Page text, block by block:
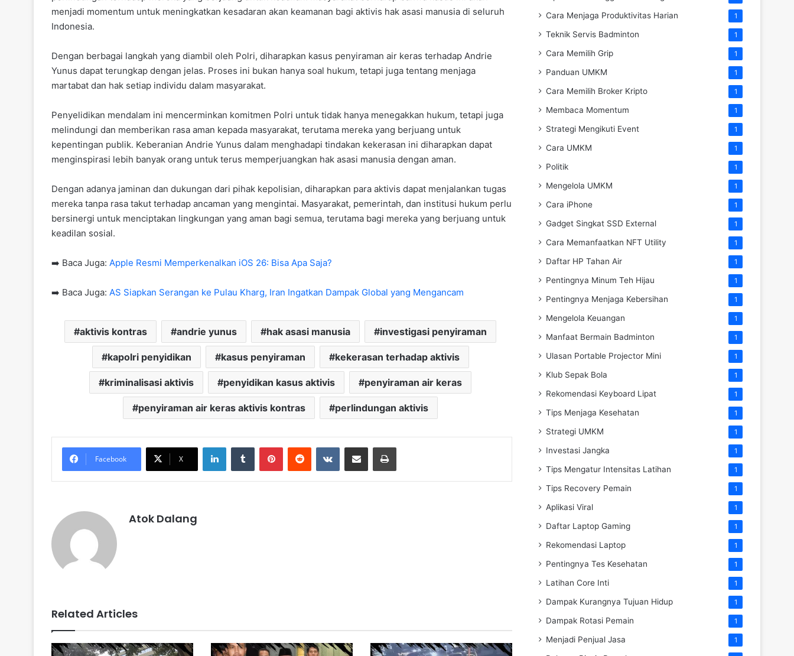
menjadi momentum untuk meningkatkan kesadaran akan keamanan bagi aktivis hak asasi manusia di seluruh
Indonesia.
Dengan berbagai langkah yang diambil oleh Polri, diharapkan kasus penyiraman air keras terhadap Andrie
Yunus dapat terungkap dengan jelas. Proses ini bukan hanya soal hukum, tetapi juga tentang menjaga
martabat dan hak setiap individu dalam masyarakat.
Penyelidikan mendalam ini mencerminkan komitmen Polri untuk tidak hanya menegakkan hukum, tetapi juga
melindungi dan memberikan rasa aman kepada masyarakat, terutama mereka yang berjuang untuk
kepentingan publik. Keberanian Andrie Yunus dalam menghadapi tindakan kekerasan ini diharapkan dapat
menginspirasi lebih banyak orang untuk terus memperjuangkan hak asasi manusia dengan aman.
Dengan adanya jaminan dan dukungan dari pihak kepolisian, diharapkan para aktivis dapat menjalankan tugas
mereka tanpa rasa takut terhadap ancaman yang mengintai. Masyarakat, pemerintah, dan institusi hukum perlu
bersinergi untuk menciptakan lingkungan yang aman bagi semua, terutama bagi mereka yang berjuang untuk
keadilan sosial.
➡️ Baca Juga: Apple Resmi Memperkenalkan iOS 26: Bisa Apa Saja?
➡️ Baca Juga: AS Siapkan Serangan ke Pulau Kharg, Iran Ingatkan Dampak Global yang Mengancam
aktivis kontras andrie yunus hak asasi manusia investigasi penyiraman
kapolri penyidikan kasus penyiraman kekerasan terhadap aktivis
kriminalisasi aktivis penyidikan kasus aktivis penyiraman air keras
penyiraman air keras aktivis kontras perlindungan aktivis
Facebook X
LinkedInTumblr PinterestReddit VKontakteShare via Email Print
Atok Dalang
Related Articles
Cara Menjaga Produktivitas Harian 1
Teknik Servis Badminton 1
Cara Memilih Grip 1
Panduan UMKM 1
Cara Memilih Broker Kripto 1
Membaca Momentum 1
Strategi Mengikuti Event 1
Cara UMKM 1
Politik 1
Mengelola UMKM 1
Cara iPhone 1
Gadget Singkat SSD External 1
Cara Memanfaatkan NFT Utility 1
Daftar HP Tahan Air 1
Pentingnya Minum Teh Hijau 1
Pentingnya Menjaga Kebersihan 1
Mengelola Keuangan 1
Manfaat Bermain Badminton 1
Ulasan Portable Projector Mini 1
Klub Sepak Bola 1
Rekomendasi Keyboard Lipat 1
Tips Menjaga Kesehatan 1
Strategi UMKM 1
Investasi Jangka 1
Tips Mengatur Intensitas Latihan 1
Tips Recovery Pemain 1
Aplikasi Viral 1
Daftar Laptop Gaming 1
Rekomendasi Laptop 1
Pentingnya Tes Kesehatan 1
Latihan Core Inti 1
Dampak Kurangnya Tujuan Hidup 1
Dampak Rotasi Pemain 1
Menjadi Penjual Jasa 1